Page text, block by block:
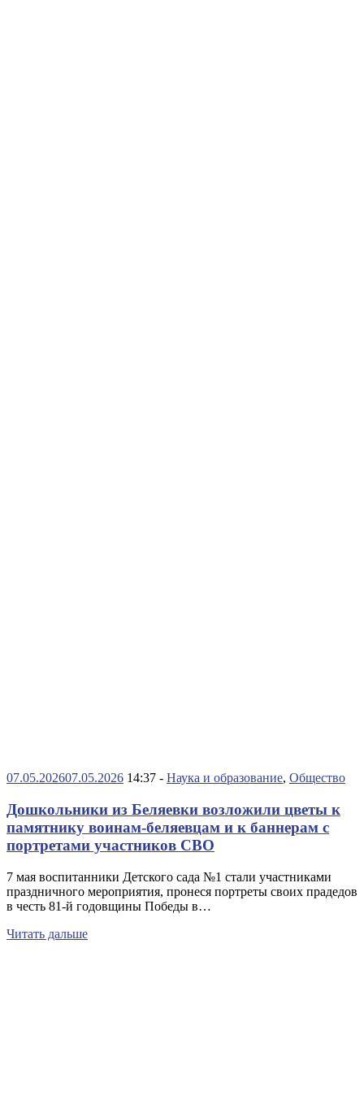
07.05.202607.05.2026 14:37 - Наука и образование, Общество
Дошкольники из Беляевки возложили цветы к
памятнику воинам-беляевцам и к баннерам с
портретами участников СВО
7 мая воспитанники Детского сада №1 стали участниками
праздничного мероприятия, пронеся портреты своих прадедов
в честь 81-й годовщины Победы в…
Читать дальше